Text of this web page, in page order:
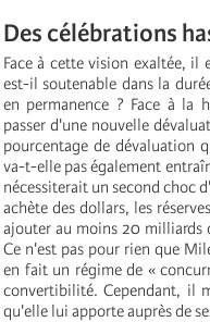
Des célébrations
Face à cette vision exaltée,
est-il soutenable dans la
en permanence ? Face à la
passer d'une nouvelle
pourcentage de dévaluation
va-t-elle pas également
nécessiterait un second choc
achète des dollars, les
ajouter au moins 20 milliards
Ce n'est pas pour rien que
en fait un régime de «
convertibilité. Cependant, il
qu'elle lui apporte auprès de